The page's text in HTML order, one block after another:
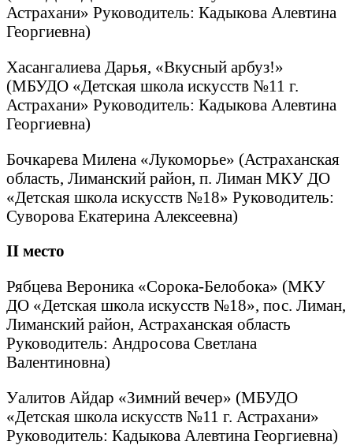
Астрахани» Руководитель: Кадыкова Алевтина
Георгиевна)
Хасангалиева Дарья, «Вкусный арбуз!»
(МБУДО «Детская школа искусств №11 г.
Астрахани» Руководитель: Кадыкова Алевтина
Георгиевна)
Бочкарева Милена «Лукоморье» (Астраханская
область, Лиманский район, п. Лиман МКУ ДО
«Детская школа искусств №18» Руководитель:
Суворова Екатерина Алексеевна)
II место
Рябцева Вероника «Сорока-Белобока» (МКУ
ДО «Детская школа искусств №18», пос. Лиман,
Лиманский район, Астраханская область
Руководитель: Андросова Светлана
Валентиновна)
Уалитов Айдар «Зимний вечер» (МБУДО
«Детская школа искусств №11 г. Астрахани»
Руководитель: Кадыкова Алевтина Георгиевна)